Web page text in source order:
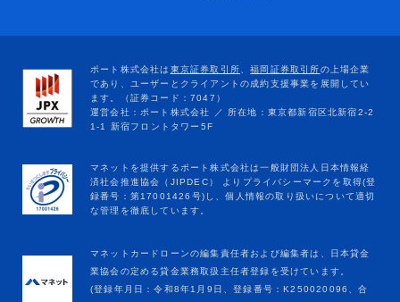
マネットカードローンの編集責任者および編集者は、日本貸金
業協会の定める貸金業務取扱主任者登録を受けています。
(登録年月日：令和8年1月9日、登録番号：K250020096、合